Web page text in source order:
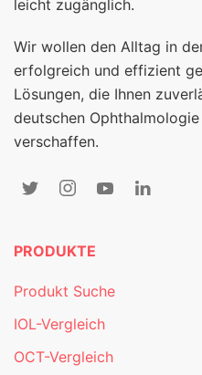
leicht zugänglich.
Wir wollen den Alltag in
erfolgreich und effizient
Lösungen, die Ihnen
deutschen
verschaffen.
PRODUKTE
Produkt Suche
IOL-Vergleich
OCT-Vergleich